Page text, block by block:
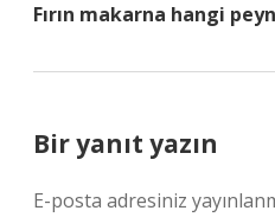
Fırın makarna hangi
Bir yanıt yazın
E-posta adresiniz